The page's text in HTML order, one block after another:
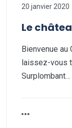
20 janvier 2020
Le
Bienvenue au
laissez-vous
Surplombant…